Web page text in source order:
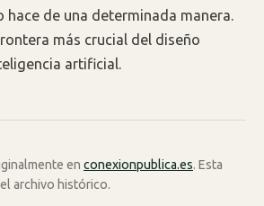
hace de una determinada manera.
más crucial del diseño
artificial.
en conexionpublica.es. Esta
archivo histórico.